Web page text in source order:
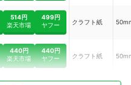
514円
楽天市場
499円
ヤフー
クラフト紙
440円
楽天市場
440円
ヤフー
クラフト紙